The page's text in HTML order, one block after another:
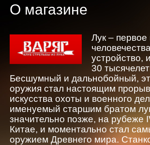
О магазине
Лук – первое
устройство,
30
Бесшумный и дальнобойный,
оружия стал настоящим
искусства охоты и военного
именуемый старшим братом
значительно позже, на рубеже
Китае, и моментально стал
оружием Древнего мира.